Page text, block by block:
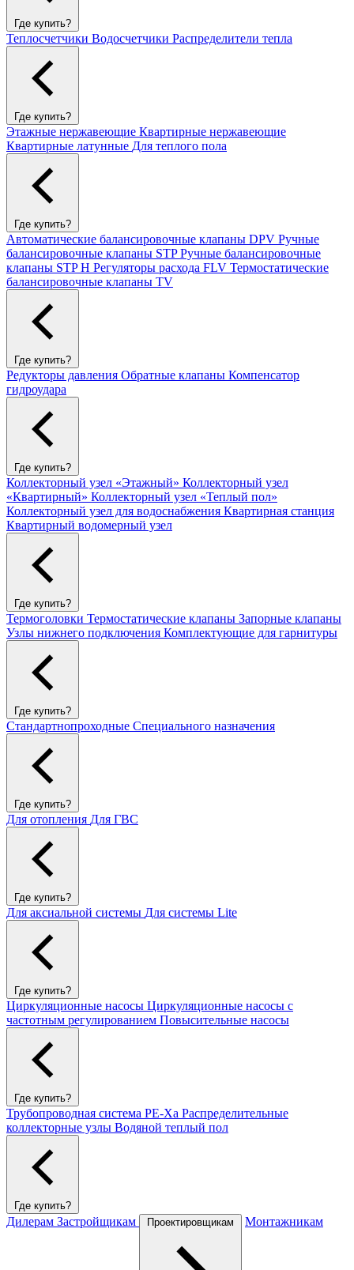
Где купить?
Теплосчетчики Водосчетчики Распределители тепла
Где купить?
Этажные нержавеющие Квартирные нержавеющие
Квартирные латунные Для теплого пола
Где купить?
Автоматические балансировочные клапаны DPV Ручные
балансировочные клапаны STPРучные балансировочные
клапаны STP H Регуляторы расхода FLV Термостатические
балансировочные клапаны TV
Где купить?
Редукторы давления Обратные клапаны Компенсатор
гидроудара
Где купить?
Коллекторный узел «Этажный» Коллекторный узел
«Квартирный» Коллекторный узел «Теплый пол»
Коллекторный узел для водоснабжения Квартирная станция
Квартирный водомерный узел
Где купить?
Термоголовки Термостатические клапаны Запорные клапаны
Узлы нижнего подключения Комплектующие для гарнитуры
Где купить?
Стандартнопроходные Специального назначения
Где купить?
Для отопления Для ГВС
Где купить?
Для аксиальной системы Для системы Lite
Где купить?
Циркуляционные насосы Циркуляционные насосы с
частотным регулированием Повысительные насосы
Где купить?
Трубопроводная система PE-Xa Распределительные
коллекторные узлы Водяной теплый пол
Где купить?
Дилерам Застройщикам Проектировщикам Монтажникам